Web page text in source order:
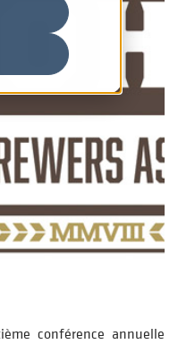
conférence annuelle